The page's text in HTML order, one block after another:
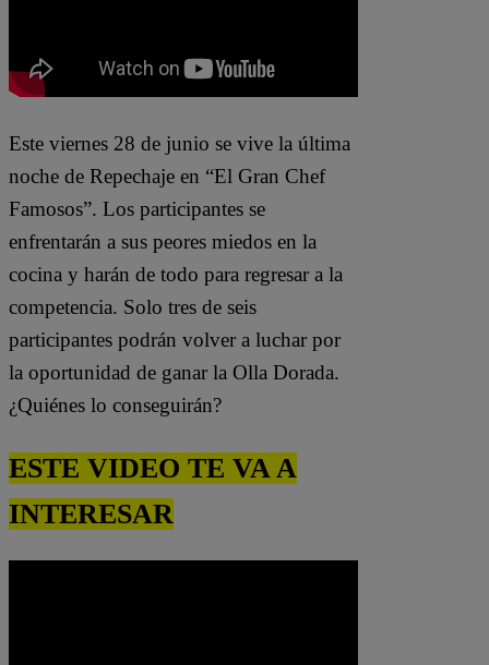
Este viernes 28 de junio se vive la última
noche de Repechaje en “El Gran Chef
Famosos”. Los participantes se
enfrentarán a sus peores miedos en la
cocina y harán de todo para regresar a la
competencia. Solo tres de seis
participantes podrán volver a luchar por
la oportunidad de ganar la Olla Dorada.
¿Quiénes lo conseguirán?
ESTE VIDEO TE VA A
INTERESAR